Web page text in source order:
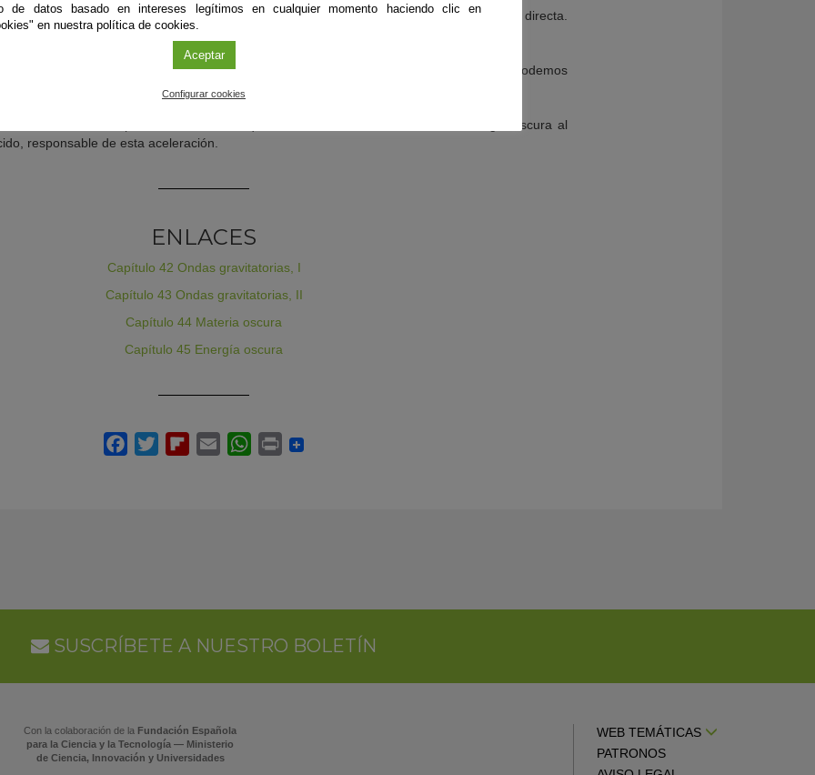
II. Cómo se han detectado ondas gravitatorias de manera indirecta y de manera directa.
de futuro.
Todo indica que el universo está repleto de alguna sustancia misteriosa que no podemos
su atracción gravitatoria.
El universo se expande con un ritmo que va acelerándose. Se denomina energía oscura al
responsable de esta aceleración.
ENLACES
Capítulo 42 Ondas gravitatorias, I
Capítulo 43 Ondas gravitatorias, II
Capítulo 44 Materia oscura
Capítulo 45 Energía oscura
SUSCRÍBETE A NUESTRO BOLETÍN
Con la colaboración de la Fundación Española
para la Ciencia y la Tecnología — Ministerio
de Ciencia, Innovación y Universidades
WEB TEMÁTICAS
PATRONOS
de datos basado en intereses legítimos en cualquier momento haciendo clic en
en nuestra política de cookies.
Aceptar
Configurar cookies